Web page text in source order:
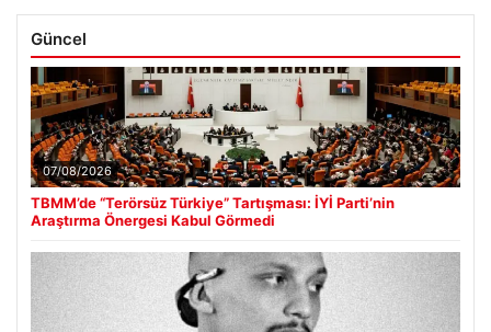
Güncel
07/08/2026
TBMM’de “Terörsüz Türkiye” Tartışması: İYİ Parti’nin
Araştırma Önergesi Kabul Görmedi